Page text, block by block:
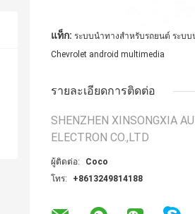
แท็ก: ระบบนำทางสำหรับรถยนต์ ระบ
Chevrolet android multimedia
รายละเอียดการติดต่อ
SHENZHEN XINSONGXIA
ELECTRON CO.,LTD
ผู้ติดต่อ:
Coco
โทร:
+8613249814188